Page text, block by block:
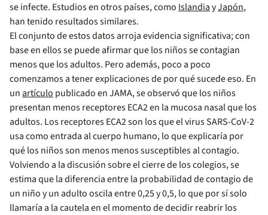
se infecte. Estudios en otros países, como IslandiayJapón,
han tenido resultados similares.
El conjunto de estos datos arroja evidencia significativa; con
base en ellos se puede afirmar que los niños se contagian
menos que los adultos. Pero además, poco a poco
comenzamos a tener explicaciones de por qué sucede eso. En
unartículo publicado en JAMA, se observó que los niños
presentan menos receptores ECA2 en la mucosa nasal que los
adultos. Los receptores ECA2 son los que el virus SARS-CoV-2
usa como entrada al cuerpo humano, lo que explicaría por
qué los niños son menos menos susceptibles al contagio.
Volviendo a la discusión sobre el cierre de los colegios, se
estima que la diferencia entre la probabilidad de contagio de
un niño y un adulto oscila entre 0,25 y 0,5, lo que por sí solo
llamaría a la cautela en el momento de decidir reabrir los